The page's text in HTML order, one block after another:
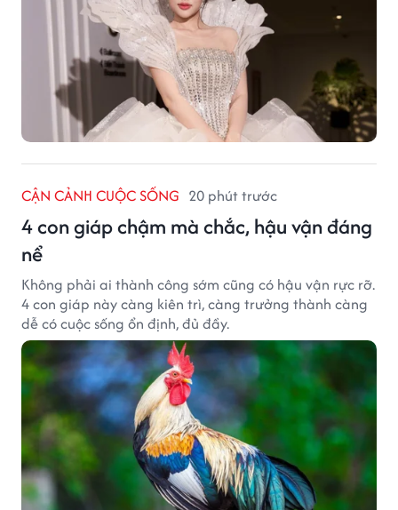
CẬN CẢNH CUỘC SỐNG 20 phút trước
4 con giáp chậm mà chắc, hậu vận đáng
nể
Không phải ai thành công sớm cũng có hậu vận rực rỡ.
4 con giáp này càng kiên trì, càng trưởng thành càng
dễ có cuộc sống ổn định, đủ đầy.